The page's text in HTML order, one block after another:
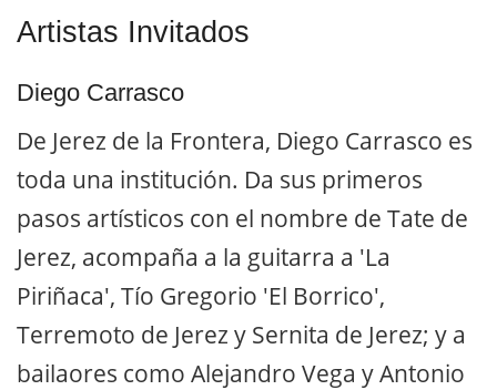
Artistas Invitados
Diego Carrasco
De Jerez de la Frontera, Diego Carrasco es
toda una institución. Da sus primeros
pasos artísticos con el nombre de Tate de
Jerez, acompaña a la guitarra a 'La
Piriñaca', Tío Gregorio 'El Borrico',
Terremoto de Jerez y Sernita de Jerez; y a
bailaores como Alejandro Vega y Antonio